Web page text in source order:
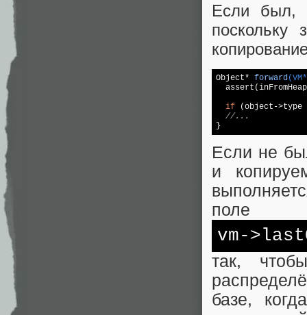
Если был,
Object* forward
if (object->type
//...
}
Если не
и
поле
vm-
так,
базе,